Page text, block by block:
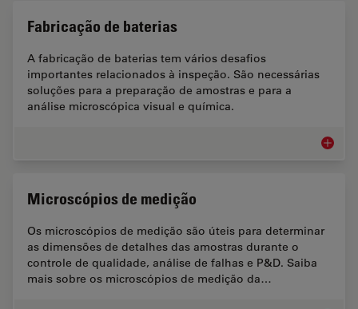
Fabricação de baterias
A fabricação de baterias tem vários desafios
importantes relacionados à inspeção. São necessárias
soluções para a preparação de amostras e para a
análise microscópica visual e química.
Microscópios de medição
Os microscópios de medição são úteis para determinar
as dimensões de detalhes das amostras durante o
controle de qualidade, análise de falhas e P&D. Saiba
mais sobre os microscópios de medição da…